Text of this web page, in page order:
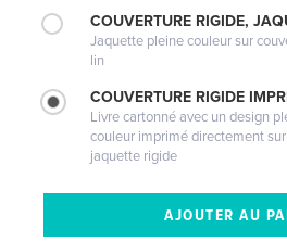
COUVERTURE RIGIDE,
Jaquette pleine couleur sur
lin
COUVERTURE RIGIDE
Livre cartonné avec un design
couleur imprimé directement
jaquette rigide